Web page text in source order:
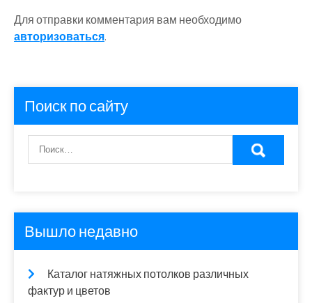
Для отправки комментария вам необходимо
авторизоваться.
Поиск по сайту
Вышло недавно
Каталог натяжных потолков различных
фактур и цветов